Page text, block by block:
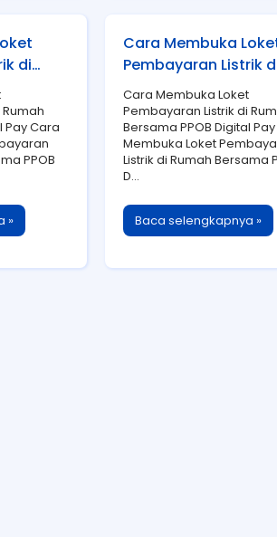
di
Pay Cara
PPOB
»
Cara Membuka
Pembayaran Listrik
Rumah Bersama PPOB
Digital Pay
Cara Membuka Loket
Pembayaran Listrik di
Bersama PPOB Digital
Membuka Loket
Listrik di Rumah Bersama
D...
Baca selengkapnya »